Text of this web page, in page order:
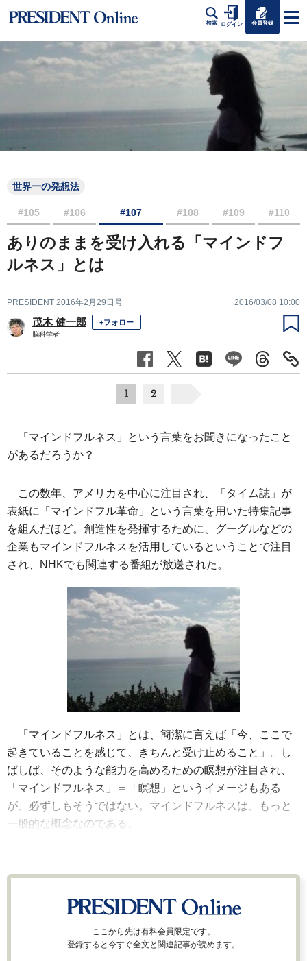
検索 ログイン 会員登録
世界一の発想法
#105 #106 #107 #108 #109 #110
ありのままを受け入れる「マインドフ
ルネス」とは
PRESIDENT 2016年2月29日号 2016/03/08 10:00
茂木 健一郎 +フォロー
脳科学者
1 2
「マインドフルネス」という言葉をお聞きになったこと
があるだろうか？
この数年、アメリカを中心に注目され、「タイム誌」が
表紙に「マインドフル革命」という言葉を用いた特集記事
を組んだほど。創造性を発揮するために、グーグルなどの
企業もマインドフルネスを活用しているということで注目
され、NHKでも関連する番組が放送された。
「マインドフルネス」とは、簡潔に言えば「今、ここで
起きていることを感じて、きちんと受け止めること」。し
ばしば、そのような能力を高めるための瞑想が注目され、
「マインドフルネス」＝「瞑想」というイメージもある
が、必ずしもそうではない。マインドフルネスは、もっと
一般的な概念なのである。
ここから先は有料会員限定です。
登録すると今すぐ全文と関連記事が読めます。